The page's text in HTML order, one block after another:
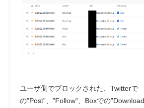
ユーザ側でブロックされた、Twitterで
の”Post”、”Follow”、Boxでの